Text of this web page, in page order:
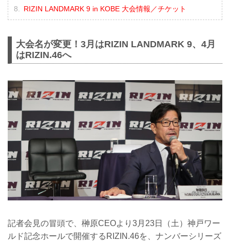
RIZIN LANDMARK 9 in KOBE 大会情報／チケット
大会名が変更！3月はRIZIN LANDMARK 9、4月
はRIZIN.46へ
記者会見の冒頭で、榊原CEOより3月23日（土）神戸ワー
ルド記念ホールで開催するRIZIN.46を、ナンバーシリーズ